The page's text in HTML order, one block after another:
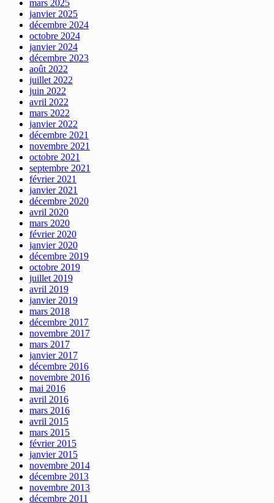
mars 2025
janvier 2025
décembre 2024
octobre 2024
janvier 2024
décembre 2023
août 2022
juillet 2022
juin 2022
avril 2022
mars 2022
janvier 2022
décembre 2021
novembre 2021
octobre 2021
septembre 2021
février 2021
janvier 2021
décembre 2020
avril 2020
mars 2020
février 2020
janvier 2020
décembre 2019
octobre 2019
juillet 2019
avril 2019
janvier 2019
mars 2018
décembre 2017
novembre 2017
mars 2017
janvier 2017
décembre 2016
novembre 2016
mai 2016
avril 2016
mars 2016
avril 2015
mars 2015
février 2015
janvier 2015
novembre 2014
décembre 2013
novembre 2013
décembre 2011